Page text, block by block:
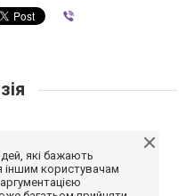
які бажають
іншим користувачам